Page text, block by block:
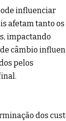
influenciar
afetam tanto os
impactando
câmbio
pelos
dos